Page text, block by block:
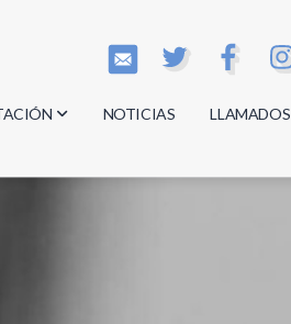
NOTICIAS LLAMADOS